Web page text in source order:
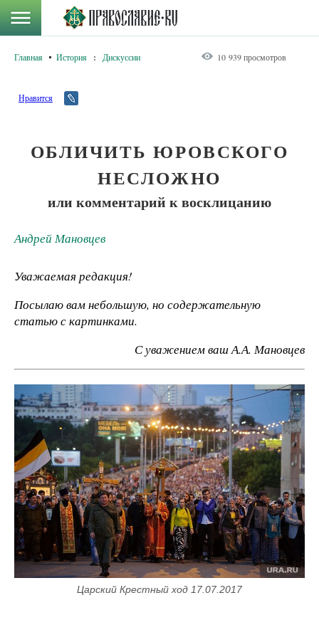
Главная История : Дискуссии 10 939 просмотров
Нравится
ОБЛИЧИТЬ ЮРОВСКОГО
НЕСЛОЖНО
или комментарий к восклицанию
Андрей Мановцев
Уважаемая редакция!
Посылаю вам небольшую, но содержательную
статью с картинками.
С уважением ваш А.А. Мановцев
Царский Крестный ход 17.07.2017